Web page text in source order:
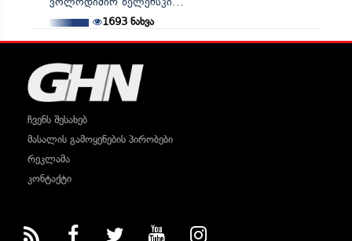
1693ნახვა
ჩვენს შესახებ
მასალის გამოყენების პირობები
რეკლამა
კონტაქტი